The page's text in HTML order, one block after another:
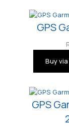
GPS
Buy
GPS